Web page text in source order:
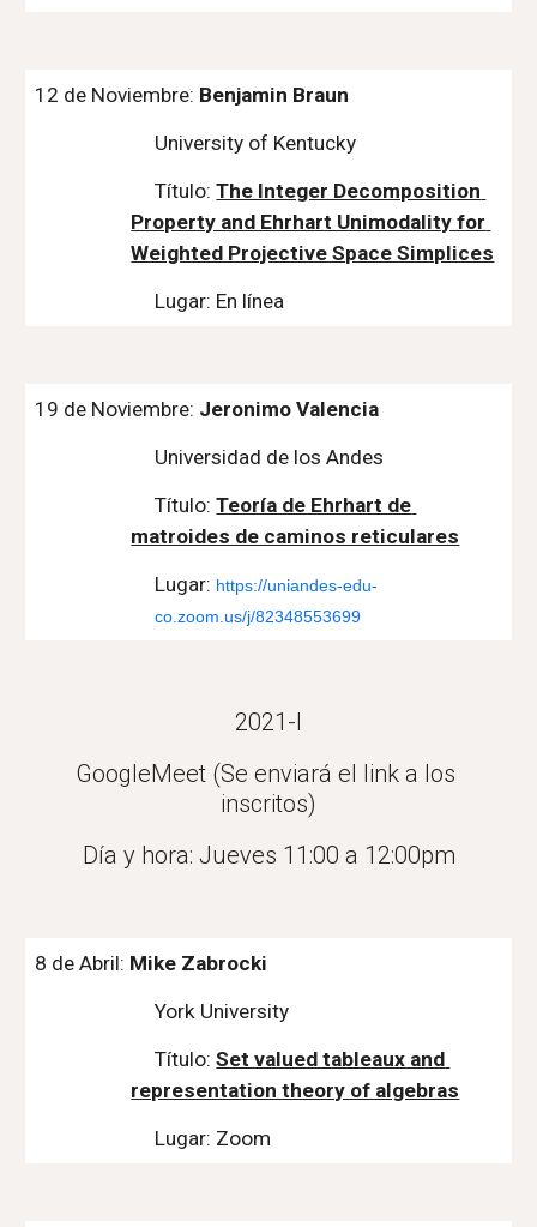
12 de Noviembre: Benjamin Braun
University of Kentucky
Título: The Integer Decomposition
Property and Ehrhart Unimodality for
Weighted Projective Space Simplices
Lugar: En línea
1 9 de Noviembre: Jeronimo Valencia
Universidad de los Andes
Título: Teoría de Ehrhart de
matroides de caminos reticulares
Lugar: https://uniandes-edu-
co.zoom.us/j/82348553699
2021-I
GoogleMeet (Se enviará el link a los
inscritos)
Día y hora: Jueves 11:00 a 12:00pm
8 de Abril: Mike Zabrocki
York University
Título: Set valued tableaux and
representation theory of algebras
Lugar: Zoom